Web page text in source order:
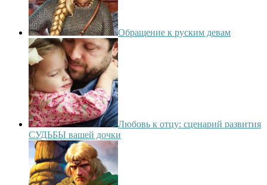
Обращение к руским девам
Любовь к отцу: сценарий развития
СУДЬБЫ вашей дочки